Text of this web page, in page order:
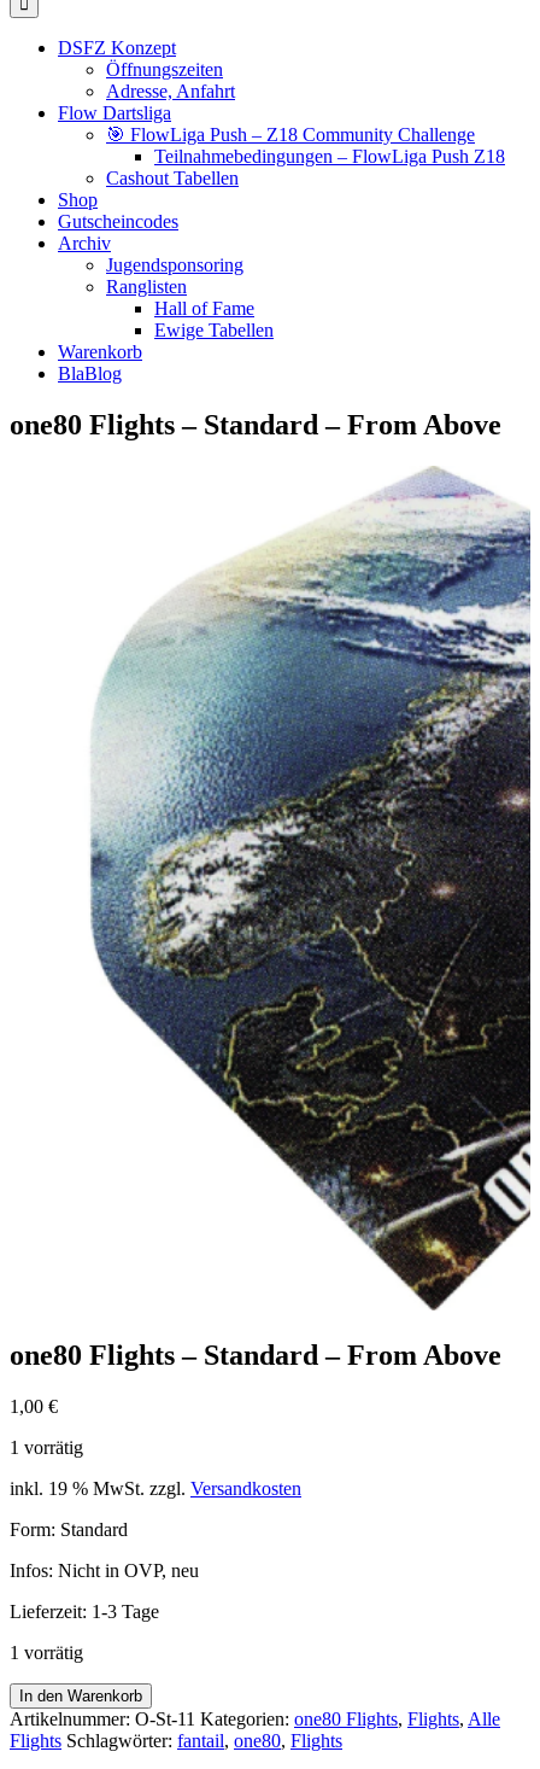
DSFZ Konzept
Öffnungszeiten
Adresse, Anfahrt
Flow Dartsliga
🎯 FlowLiga Push – Z18 Community Challenge
Teilnahmebedingungen – FlowLiga Push Z18
Cashout Tabellen
Shop
Gutscheincodes
Archiv
Jugendsponsoring
Ranglisten
Hall of Fame
Ewige Tabellen
Warenkorb
BlaBlog
one80 Flights – Standard – From Above
one80 Flights – Standard – From Above
1,00 €
1 vorrätig
inkl. 19 % MwSt. zzgl. Versandkosten
Form: Standard
Infos: Nicht in OVP, neu
Lieferzeit: 1-3 Tage
1 vorrätig
one80
Flights
-
Standard
In den Warenkorb
Artikelnummer: O-St-11 Kategorien: one80 Flights, Flights, Alle
Flights Schlagwörter: fantail, one80, Flights